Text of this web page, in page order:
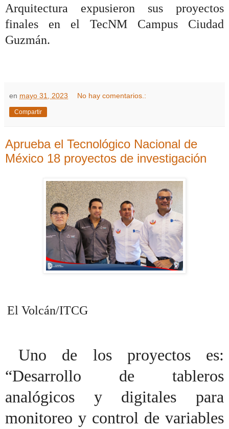
Arquitectura expusieron sus proyectos
finales en el TecNM Campus Ciudad
Guzmán.
en mayo 31, 2023 No hay comentarios.:
Compartir
Aprueba el Tecnológico Nacional de
México 18 proyectos de investigación
El Volcán/ITCG
Uno de los proyectos es:
“Desarrollo de tableros
analógicos y digitales para
monitoreo y control de variables